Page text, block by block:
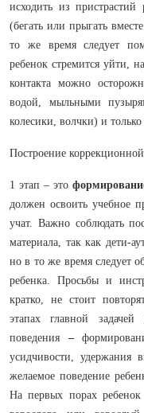
исходить из
(бегать или прыгать
то же время следует
ребенок стремится уйти,
контакта можно
водой, мыльными
колесики, волчки) и только
Построение
1 этап – это
должен освоить учебное
учат. Важно соблюдать
материала, так как дети-
но в то же время следует
ребенка. Просьбы и
кратко, не стоит
этапах главной задачей
поведения –
усидчивости, удержания
желаемое поведение
На первых порах ребенок